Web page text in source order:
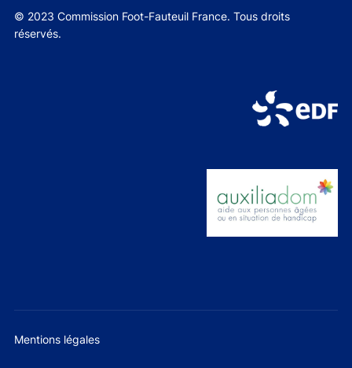
© 2023 Commission Foot-Fauteuil France. Tous droits
réservés.
Mentions légales